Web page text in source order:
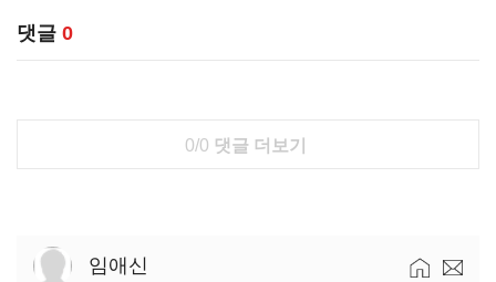
댓글 0
0/0 댓글 더보기
임애신